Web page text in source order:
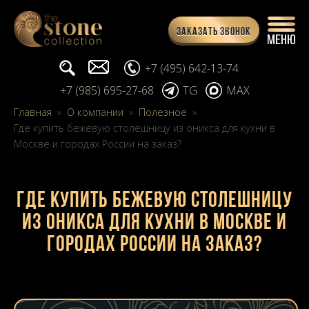
Заказать звонок
Поиск... info@stone-collection.ru
+7 (495) 642-13-74
+7 (985) 695-27-68
TG MAX
Главная » О компании » Полезное »
Где купить бежевую столешницу из оникса для кухни в
Москве и городах России на заказ?
Где купить бежевую столешницу
из оникса для кухни в Москве и
городах России на заказ?